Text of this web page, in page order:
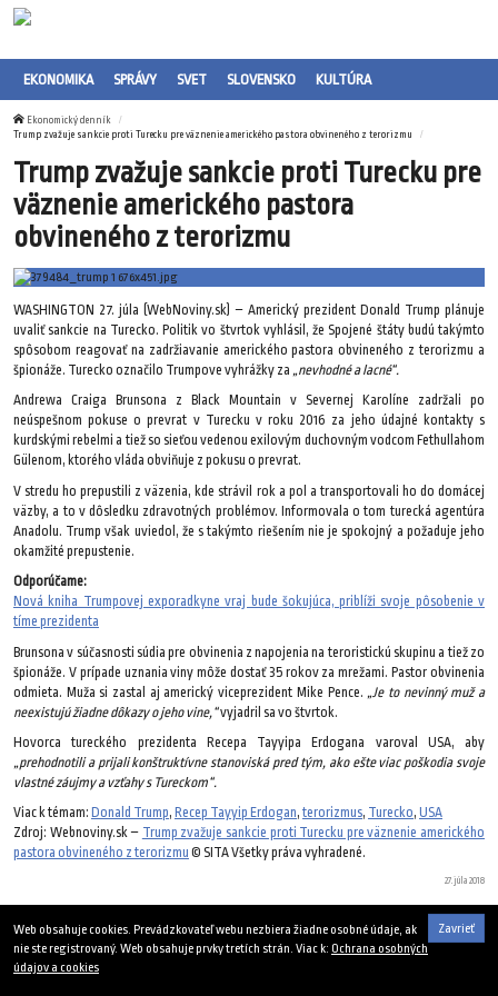
EKONOMIKA SPRÁVY SVET SLOVENSKO KULTÚRA
Ekonomický denník
Trump zvažuje sankcie proti Turecku pre väznenie amerického pastora obvineného z terorizmu
Trump zvažuje sankcie proti Turecku pre
väznenie amerického pastora
obvineného z terorizmu
WASHINGTON 27. júla (WebNoviny.sk) – Americký prezident Donald Trump plánuje
uvaliť sankcie na Turecko. Politik vo štvrtok vyhlásil, že Spojené štáty budú takýmto
spôsobom reagovať na zadržiavanie amerického pastora obvineného z terorizmu a
špionáže. Turecko označilo Trumpove vyhrážky za „nevhodné a lacné“.
Andrewa Craiga Brunsona z Black Mountain v Severnej Karolíne zadržali po
neúspešnom pokuse o prevrat v Turecku v roku 2016 za jeho údajné kontakty s
kurdskými rebelmi a tiež so sieťou vedenou exilovým duchovným vodcom Fethullahom
Gülenom, ktorého vláda obviňuje z pokusu o prevrat.
V stredu ho prepustili z väzenia, kde strávil rok a pol a transportovali ho do domácej
väzby, a to v dôsledku zdravotných problémov. Informovala o tom turecká agentúra
Anadolu. Trump však uviedol, že s takýmto riešením nie je spokojný a požaduje jeho
okamžité prepustenie.
Odporúčame:
Nová kniha Trumpovej exporadkyne vraj bude šokujúca, priblíži svoje pôsobenie v
tíme prezidenta
Brunsona v súčasnosti súdia pre obvinenia z napojenia na teroristickú skupinu a tiež zo
špionáže. V prípade uznania viny môže dostať 35 rokov za mrežami. Pastor obvinenia
odmieta. Muža si zastal aj americký viceprezident Mike Pence. „Je to nevinný muž a
neexistujú žiadne dôkazy o jeho vine,“vyjadril sa vo štvrtok.
Hovorca tureckého prezidenta Recepa Tayyipa Erdogana varoval USA, aby
„prehodnotili a prijali konštruktívne stanoviská pred tým, ako ešte viac poškodia svoje
vlastné záujmy a vzťahy s Tureckom“.
Viac k témam: Donald Trump, Recep Tayyip Erdogan, terorizmus, Turecko, USA
Zdroj: Webnoviny.sk – Trump zvažuje sankcie proti Turecku pre väznenie amerického
pastora obvineného z terorizmu © SITA Všetky práva vyhradené.
27. júla 2018
Zavrieť
Web obsahuje cookies. Prevádzkovateľ webu nezbiera žiadne osobné údaje, ak
nie ste registrovaný. Web obsahuje prvky tretích strán. Viac k: Ochrana osobných
údajov a cookies